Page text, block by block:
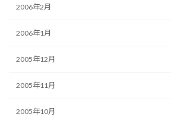
2006年2月
2006年1月
2005年12月
2005年11月
2005年10月